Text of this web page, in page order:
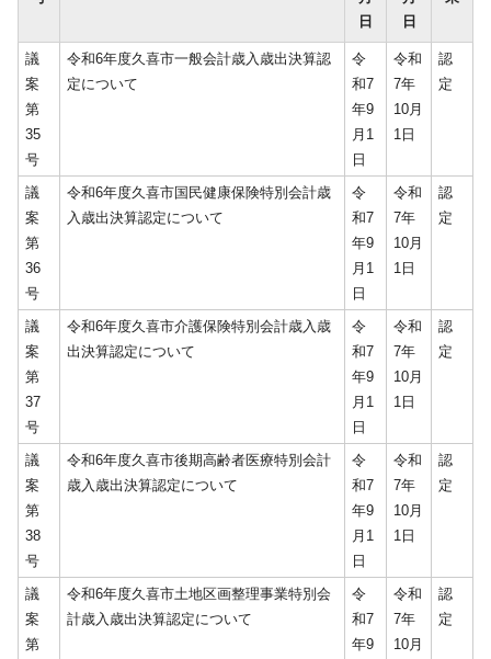
日
日
議
案
第
35
号
令和6年度久喜市一般会計歳入歳出決算認
定について
令
和7
年9
月1
日
令和
7年
10月
1日
認
定
議
案
第
36
号
令和6年度久喜市国民健康保険特別会計歳
入歳出決算認定について
令
和7
年9
月1
日
令和
7年
10月
1日
認
定
議
案
第
37
号
令和6年度久喜市介護保険特別会計歳入歳
出決算認定について
令
和7
年9
月1
日
令和
7年
10月
1日
認
定
議
案
第
38
号
令和6年度久喜市後期高齢者医療特別会計
歳入歳出決算認定について
令
和7
年9
月1
日
令和
7年
10月
1日
認
定
議
案
第
令和6年度久喜市土地区画整理事業特別会
計歳入歳出決算認定について
令
和7
年9
令和
7年
10月
認
定